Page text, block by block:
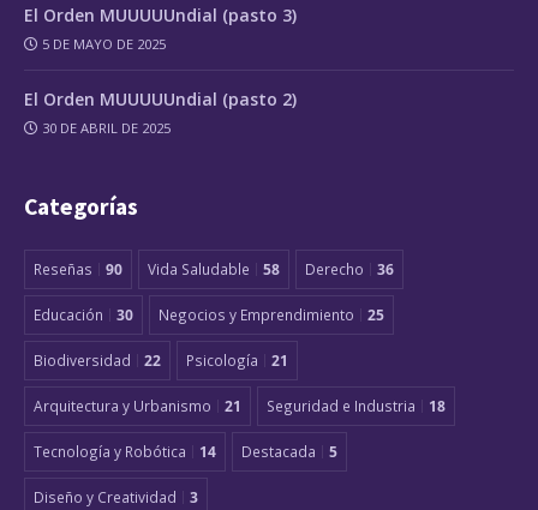
El Orden MUUUUUndial (pasto 3)
5 DE MAYO DE 2025
El Orden MUUUUUndial (pasto 2)
30 DE ABRIL DE 2025
Categorías
Reseñas 90 Vida Saludable 58 Derecho 36
Educación 30 Negocios y Emprendimiento 25
Biodiversidad 22 Psicología 21
Arquitectura y Urbanismo 21 Seguridad e Industria 18
Tecnología y Robótica 14 Destacada 5
Diseño y Creatividad 3